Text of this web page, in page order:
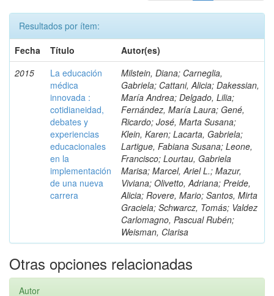
Resultados por ítem:
Fecha
Título
Autor(es)
2015
La educación
médica
innovada :
cotidianeidad,
debates y
experiencias
educacionales
en la
implementación
de una nueva
carrera
Milstein, Diana; Carneglia,
Gabriela; Cattani, Alicia; Dakessian,
María Andrea; Delgado, Lilia;
Fernández, María Laura; Gené,
Ricardo; José, Marta Susana;
Klein, Karen; Lacarta, Gabriela;
Lartigue, Fabiana Susana; Leone,
Francisco; Lourtau, Gabriela
Marisa; Marcel, Ariel L.; Mazur,
Viviana; Olivetto, Adriana; Preide,
Alicia; Rovere, Mario; Santos, Mirta
Graciela; Schwarcz, Tomás; Valdez
Carlomagno, Pascual Rubén;
Weisman, Clarisa
Otras opciones relacionadas
Autor